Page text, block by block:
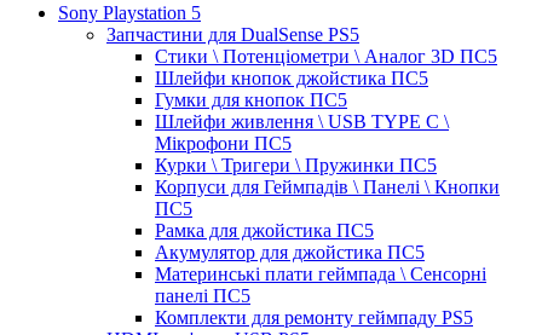
Sony Playstation 5
Запчастини для DualSense PS5
Стики \ Потенціометри \ Аналог 3D ПС5
Шлейфи кнопок джойстика ПС5
Гумки для кнопок ПС5
Шлейфи живлення \ USB TYPE C \
Мікрофони ПС5
Курки \ Тригери \ Пружинки ПС5
Корпуси для Геймпадів \ Панелі \ Кнопки
ПС5
Рамка для джойстика ПС5
Акумулятор для джойстика ПС5
Материнські плати геймпада \ Сенсорні
панелі ПС5
Комплекти для ремонту геймпаду PS5